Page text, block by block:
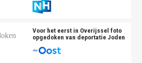
Voor het eerst in Overijssel foto
opgedoken van deportatie Joden